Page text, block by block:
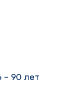
- 90 лет